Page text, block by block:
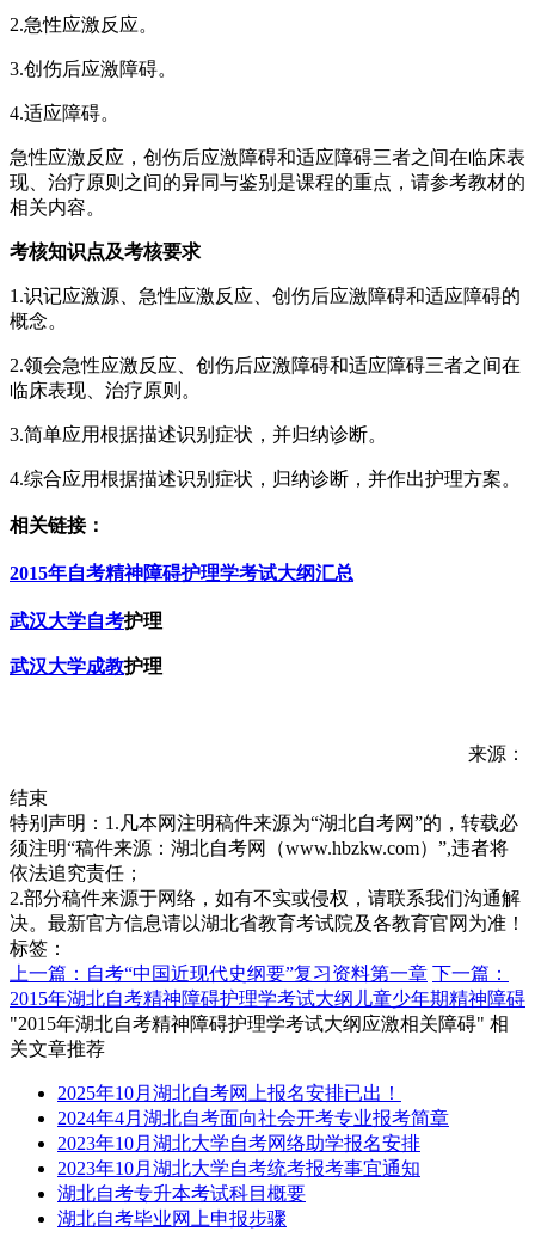
2.急性应激反应。
3.创伤后应激障碍。
4.适应障碍。
急性应激反应，创伤后应激障碍和适应障碍三者之间在临床表
现、治疗原则之间的异同与鉴别是课程的重点，请参考教材的
相关内容。
考核知识点及考核要求
1.识记应激源、急性应激反应、创伤后应激障碍和适应障碍的
概念。
2.领会急性应激反应、创伤后应激障碍和适应障碍三者之间在
临床表现、治疗原则。
3.简单应用根据描述识别症状，并归纳诊断。
4.综合应用根据描述识别症状，归纳诊断，并作出护理方案。
相关链接：
2015年自考精神障碍护理学考试大纲汇总
武汉大学自考护理
武汉大学成教护理
来源：
结束
特别声明：1.凡本网注明稿件来源为“湖北自考网”的，转载必
须注明“稿件来源：湖北自考网（www.hbzkw.com）”,违者将
依法追究责任；
2.部分稿件来源于网络，如有不实或侵权，请联系我们沟通解
决。最新官方信息请以湖北省教育考试院及各教育官网为准！
标签：
上一篇：自考“中国近现代史纲要”复习资料第一章 下一篇：
2015年湖北自考精神障碍护理学考试大纲儿童少年期精神障碍
"2015年湖北自考精神障碍护理学考试大纲应激相关障碍" 相
关文章推荐
2025年10月湖北自考网上报名安排已出！
2024年4月湖北自考面向社会开考专业报考简章
2023年10月湖北大学自考网络助学报名安排
2023年10月湖北大学自考统考报考事宜通知
湖北自考专升本考试科目概要
湖北自考毕业网上申报步骤